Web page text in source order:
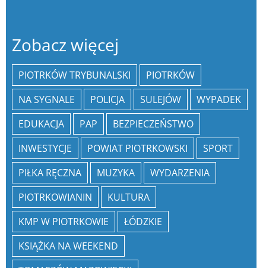
Zobacz więcej
PIOTRKÓW TRYBUNALSKI
PIOTRKÓW
NA SYGNALE
POLICJA SULEJÓW
WYPADEK
EDUKACJA
PAP
BEZPIECZEŃSTWO
INWESTYCJE
POWIAT PIOTRKOWSKI
SPORT
PIŁKA RĘCZNA
MUZYKA
WYDARZENIA
PIOTRKOWIANIN
KULTURA
KMP W PIOTRKOWIE
ŁÓDZKIE
KSIĄŻKA NA WEEKEND